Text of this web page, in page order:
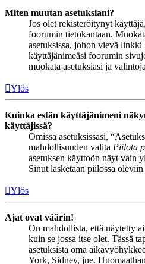
Miten muutan asetuksiani?
Jos olet rekisteröitynyt
foorumin tietokantaan.
asetuksissa, johon vievä
käyttäjänimeäsi foorumin
muokata asetuksiasi ja
Ylös
Kuinka estän käyttäjänimeni
käyttäjissä?
Omissa asetuksissasi,
mahdollisuuden valita Piilota
asetuksen käyttöön näyt vain
Sinut lasketaan piilossa
Ylös
Ajat ovat väärin!
On mahdollista, että näytetty
kuin se jossa itse olet. Tässä
asetuksista oma
York, Sidney, jne.